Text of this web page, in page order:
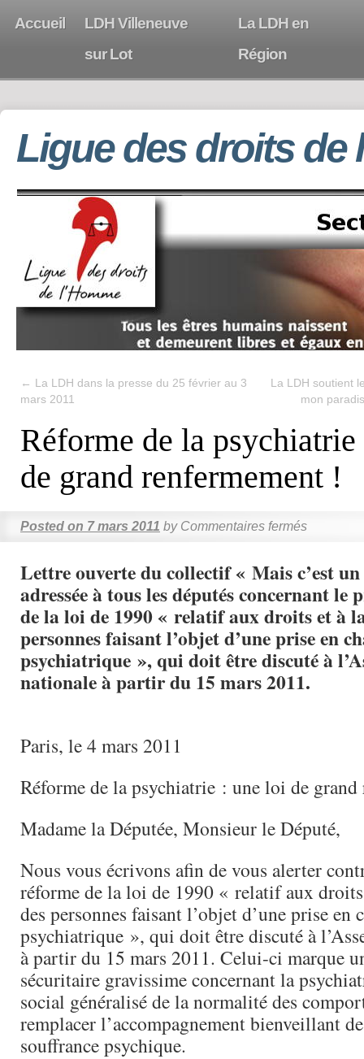
Accueil
LDH Villeneuve
sur Lot
La LDH en
Région
Ligue des droits de
← La LDH dans la presse du 25 février au 3
mars 2011
La LDH soutient
mon
Réforme de la
de grand renfermement !
Posted on 7 mars 2011 by Commentaires fermés
Lettre ouverte du collectif « Mais c’est
adressée à tous les députés concernant le
de la loi de 1990 « relatif aux droits et à
personnes faisant l’objet d’une prise en
psychiatrique », qui doit être discuté à
nationale à partir du 15 mars 2011.
Paris, le 4 mars 2011
Réforme de la psychiatrie : une loi de
Madame la Députée, Monsieur le Député,
Nous vous écrivons afin de vous alerter
réforme de la loi de 1990 « relatif aux
des personnes faisant l’objet d’une prise en
psychiatrique », qui doit être discuté à
à partir du 15 mars 2011. Celui-ci marque
sécuritaire gravissime concernant la
social généralisé de la normalité des
remplacer l’accompagnement bienveillant
souffrance psychique.